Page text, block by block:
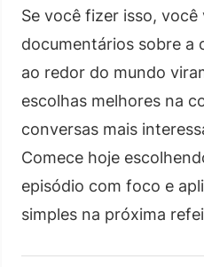
Se você fizer isso,
documentários sobre a
ao redor do mundo
escolhas melhores na
conversas mais
Comece hoje
episódio com foco e
simples na próxima